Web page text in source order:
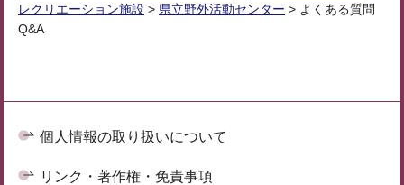
レクリエーション施設 > 県立野外活動センター > よくある質問
Q&A
個人情報の取り扱いについて
リンク・著作権・免責事項